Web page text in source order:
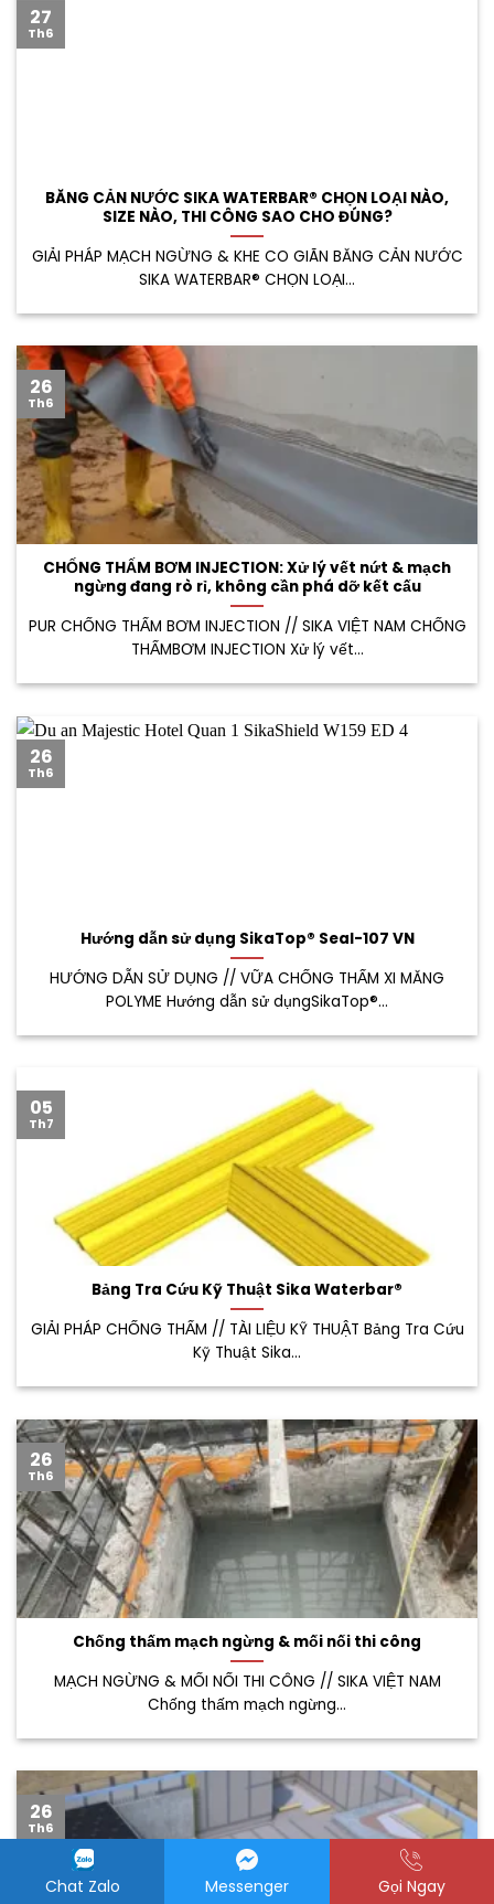
BĂNG CẢN NƯỚC SIKA WATERBAR® CHỌN LOẠI NÀO,
SIZE NÀO, THI CÔNG SAO CHO ĐÚNG?
GIẢI PHÁP MẠCH NGỪNG & KHE CO GIÃN BĂNG CẢN NƯỚC
SIKA WATERBAR® CHỌN LOẠI...
27
Th6
CHỐNG THẤM BƠM INJECTION: Xử lý vết nứt & mạch
ngừng đang rò rỉ, không cần phá dỡ kết cấu
PUR CHỐNG THẤM BƠM INJECTION // SIKA VIỆT NAM CHỐNG
THẤMBƠM INJECTION Xử lý vết...
26
Th6
Hướng dẫn sử dụng SikaTop® Seal-107 VN
HƯỚNG DẪN SỬ DỤNG // VỮA CHỐNG THẤM XI MĂNG
POLYME Hướng dẫn sử dụngSikaTop®...
26
Th6
Bảng Tra Cứu Kỹ Thuật Sika Waterbar®
GIẢI PHÁP CHỐNG THẤM // TÀI LIỆU KỸ THUẬT Bảng Tra Cứu
Kỹ Thuật Sika...
05
Th7
Chống thấm mạch ngừng & mối nối thi công
MẠCH NGỪNG & MỐI NỐI THI CÔNG // SIKA VIỆT NAM
Chống thấm mạch ngừng...
26
Th6
26
Th6
Chat Zalo Messenger Gọi Ngay